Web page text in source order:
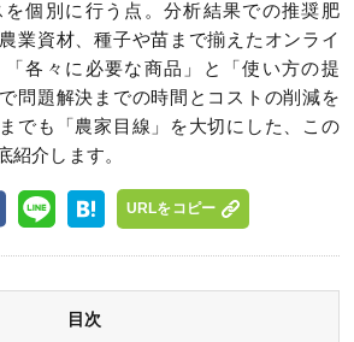
を個別に行う点。分析結果での推奨肥
業資材、種子や苗まで揃えたオンライ
各々に必要な商品」と「使い方の提
問題解決までの時間とコストの削減を
でも「農家目線」を大切にした、この
紹介します。
URLをコピー
目次